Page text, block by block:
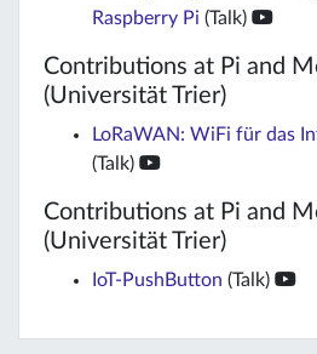
Raspberry Pi (Talk)
Contributions at Pi and
(Universität Trier)
LoRaWAN: WiFi für das
(Talk)
Contributions at Pi and
(Universität Trier)
IoT-PushButton (Talk)